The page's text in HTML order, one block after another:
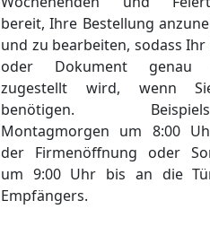
bereit, Ihre Bestellung
und zu bearbeiten, sodass Ihr
oder Dokument genau
zugestellt wird, wenn
benötigen.
Montagmorgen um 8:00
der Firmenöffnung oder
um 9:00 Uhr bis an die
Empfängers.